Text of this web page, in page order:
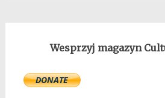
Wesprzyj magazyn